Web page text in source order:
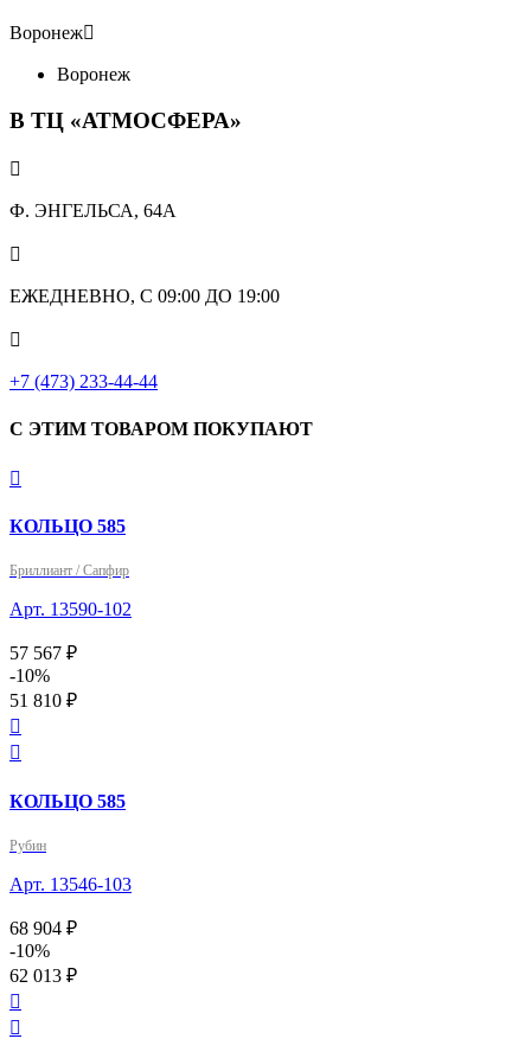
Воронеж
Воронеж
В ТЦ «АТМОСФЕРА»

Ф. ЭНГЕЛЬСА, 64А

ЕЖЕДНЕВНО, С 09:00 ДО 19:00

+7 (473) 233-44-44
С ЭТИМ ТОВАРОМ ПОКУПАЮТ

КОЛЬЦО 585
Бриллиант / Сапфир
Арт. 13590-102
57 567 ₽
-10%
51 810 ₽


КОЛЬЦО 585
Рубин
Арт. 13546-103
68 904 ₽
-10%
62 013 ₽

